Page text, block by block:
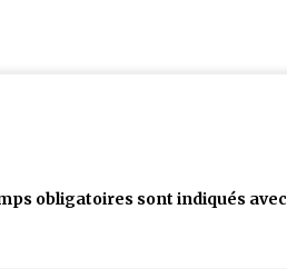
obligatoires sont indiqués avec